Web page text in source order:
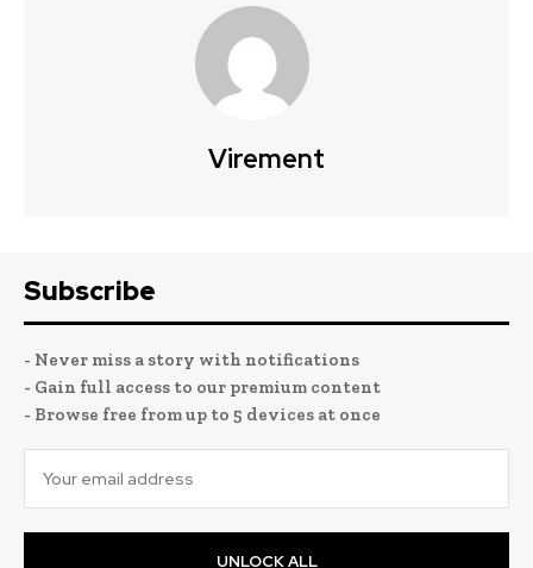
Virement
Subscribe
- Never miss a story with notifications
- Gain full access to our premium content
- Browse free from up to 5 devices at once
UNLOCK ALL